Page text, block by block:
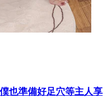
也準備好足穴等主人享